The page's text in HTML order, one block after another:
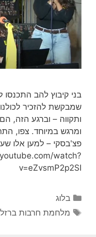
בני קיבוץ להב התכנסו
שמבקשת להזכיר
ותקווה – וברגע הזה, הם
ומרגש במיוחד. צפו,
פצ'בסקי – למען אלו
watch?
v=eZvsmP2p2SI
בלוג
מלחמת חרבות ברזל